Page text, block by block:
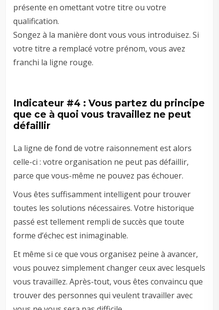
présente en omettant votre titre ou votre
qualification.
Songez à la manière dont vous vous introduisez. Si
votre titre a remplacé votre prénom, vous avez
franchi la ligne rouge.
Indicateur #4 : Vous partez du principe
que ce à quoi vous travaillez ne peut
défaillir
La ligne de fond de votre raisonnement est alors
celle-ci : votre organisation ne peut pas défaillir,
parce que vous-même ne pouvez pas échouer.
Vous êtes suffisamment intelligent pour trouver
toutes les solutions nécessaires. Votre historique
passé est tellement rempli de succès que toute
forme d’échec est inimaginable.
Et même si ce que vous organisez peine à avancer,
vous pouvez simplement changer ceux avec lesquels
vous travaillez. Après-tout, vous êtes convaincu que
trouver des personnes qui veulent travailler avec